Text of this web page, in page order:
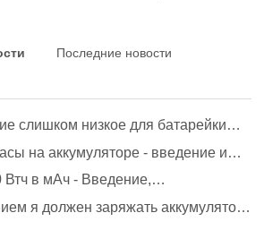
Последние новости
слишком низкое для батарейки
на аккумуляторе - введение и
Втч в мАч - Введение,
я должен заряжать аккумулятор